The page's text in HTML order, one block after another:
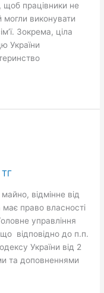
працівники не
виконувати
Зокрема, ціла
України
ТГ
відмінне від
має право власності
управління
відповідно до п.п.
України від 2
та доповненнями